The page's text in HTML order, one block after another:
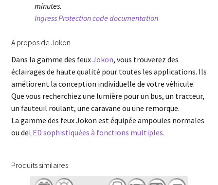
minutes.
Ingress Protection code documentation
A propos de Jokon
Dans la gamme des feuxJokon, vous trouverez des
éclairages de haute qualité pour toutes les applications. Ils
améliorent la conception individuelle de votre véhicule.
Que vous recherchiez une lumière pour un bus, un tracteur,
un fauteuil roulant, une caravane ou une remorque.
La gamme des feux Jokon est équipée ampoules normales
ou deLED sophistiquées à fonctions multiples.
Produits similaires